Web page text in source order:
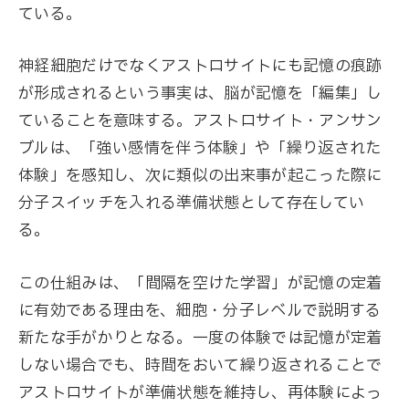
ている。
神経細胞だけでなくアストロサイトにも記憶の痕跡
が形成されるという事実は、脳が記憶を「編集」し
ていることを意味する。アストロサイト・アンサン
ブルは、「強い感情を伴う体験」や「繰り返された
体験」を感知し、次に類似の出来事が起こった際に
分子スイッチを入れる準備状態として存在してい
る。
この仕組みは、「間隔を空けた学習」が記憶の定着
に有効である理由を、細胞・分子レベルで説明する
新たな手がかりとなる。一度の体験では記憶が定着
しない場合でも、時間をおいて繰り返されることで
アストロサイトが準備状態を維持し、再体験によっ